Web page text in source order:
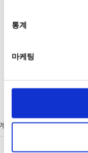
통계
마케팅
측기 액세서리